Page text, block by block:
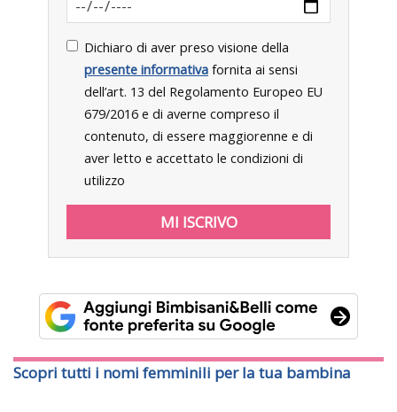
Dichiaro di aver preso visione della
presente informativa fornita ai sensi
dell’art. 13 del Regolamento Europeo EU
679/2016 e di averne compreso il
contenuto, di essere maggiorenne e di
aver letto e accettato le condizioni di
utilizzo
Scopri tutti i nomi femminili per la tua bambina